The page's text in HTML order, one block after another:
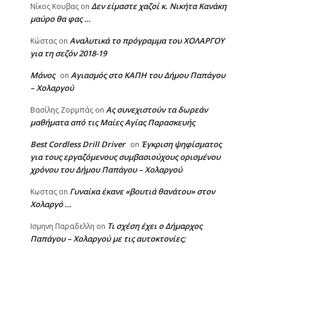
Νίκος Κουβας on Δεν είμαστε χαζοί κ. Νικήτα Κανάκη
μαύρο θα φας …
Κώστας on Αναλυτικά το πρόγραμμα του ΧΟΛΑΡΓΟΥ
για τη σεζόν 2018-19
Mάνος on Αγιασμός στο ΚΑΠΗ του Δήμου Παπάγου
– Χολαργού
Βασίλης Ζορμπάς on Ας συνεχιστούν τα δωρεάν
μαθήματα από τις Μαίες Αγίας Παρασκευής
Best Cordless Drill Driver on Έγκριση ψηφίσματος
για τους εργαζόμενους συμβασιούχους ορισμένου
χρόνου του Δήμου Παπάγου – Χολαργού
Κωστας on Γυναίκα έκανε «βουτιά θανάτου» στον
Χολαργό …
Ισμηνη Παραδελλη on Τι σχέση έχει ο Δήμαρχος
Παπάγου – Χολαργού με τις αυτοκτονίες;